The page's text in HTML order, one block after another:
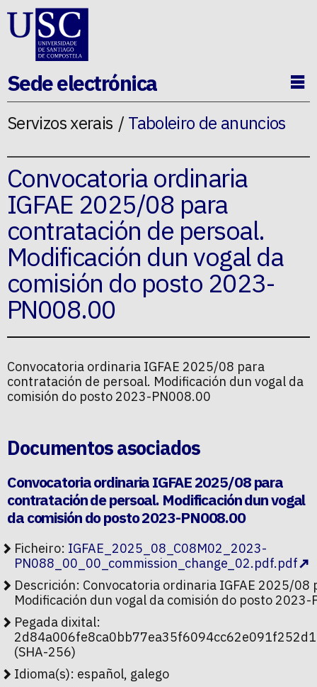
Ir ao contido da p�xina
Sede electrónica
Servizos xerais Taboleiro de anuncios
Convocatoria ordinaria
IGFAE 2025/08 para
contratación de persoal.
Modificación dun vogal da
comisión do posto 2023-
PN008.00
Convocatoria ordinaria IGFAE 2025/08 para
contratación de persoal. Modificación dun vogal da
comisión do posto 2023-PN008.00
Documentos asociados
Convocatoria ordinaria IGFAE 2025/08 para
contratación de persoal. Modificación dun vogal
da comisión do posto 2023-PN008.00
Ficheiro: IGFAE_2025_08_C08M02_2023-
PN088_00_00_commission_change_02.pdf.pdf
Descrición: Convocatoria ordinaria IGFAE 2025/
Modificación dun vogal da comisión do posto 2023-
Pegada dixital:
(SHA-256)
Idioma(s): español, galego